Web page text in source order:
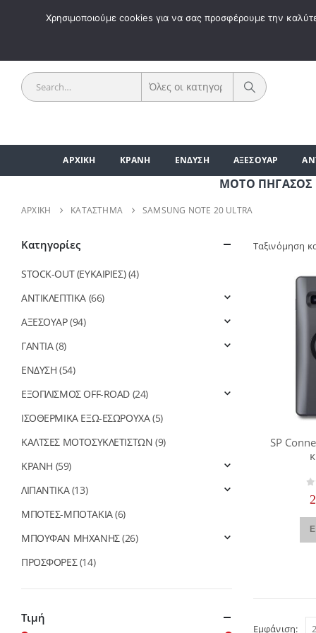
ΚΑΛΩΣ
ΑΡΧΙΚΗ ΚΡΑΝΗ ΕΝΔΥΣΗ ΑΞΕΣΟΥΑΡ
ΜΟΤΟ ΠΗΓΑΣΟΣ |
ΑΡΧΙΚΉ ΚΑΤΆΣΤΗΜΑ SAMSUNG NOTE 20 ULTRA
Ταξινόμηση
SP
Εμφάνιση:
Κατηγορίες
STOCK-OUT (ΕΥΚΑΙΡΙΕΣ) (4)
ΑΝΤΙΚΛΕΠΤΙΚΑ (66)
ΑΞΕΣΟΥΑΡ(94)
ΓΑΝΤΙΑ(8)
ΕΝΔΥΣΗ (54)
ΕΞΟΠΛΙΣΜΟΣ OFF-ROAD (24)
ΙΣΟΘΕΡΜΙΚΑ ΕΞΩ-ΕΣΩΡΟΥΧΑ(5)
ΚΑΛΤΣΕΣ ΜΟΤΟΣΥΚΛΕΤΙΣΤΩΝ (9)
ΚΡΑΝΗ (59)
ΛΙΠΑΝΤΙΚΑ(13)
ΜΠΟΤΕΣ-ΜΠΟΤΑΚΙΑ(6)
ΜΠΟΥΦΑΝ ΜΗΧΑΝΗΣ(26)
ΠΡΟΣΦΟΡΕΣ(14)
Τιμή
Χρησιμοποιούμε cookies για να σας προσφέρουμε την